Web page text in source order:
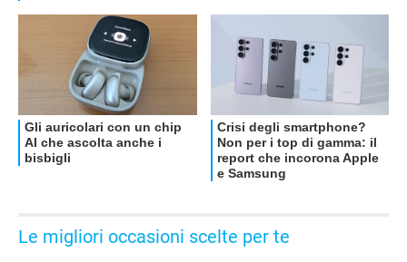
OFFERTE
Le migliori occasioni scelte per te